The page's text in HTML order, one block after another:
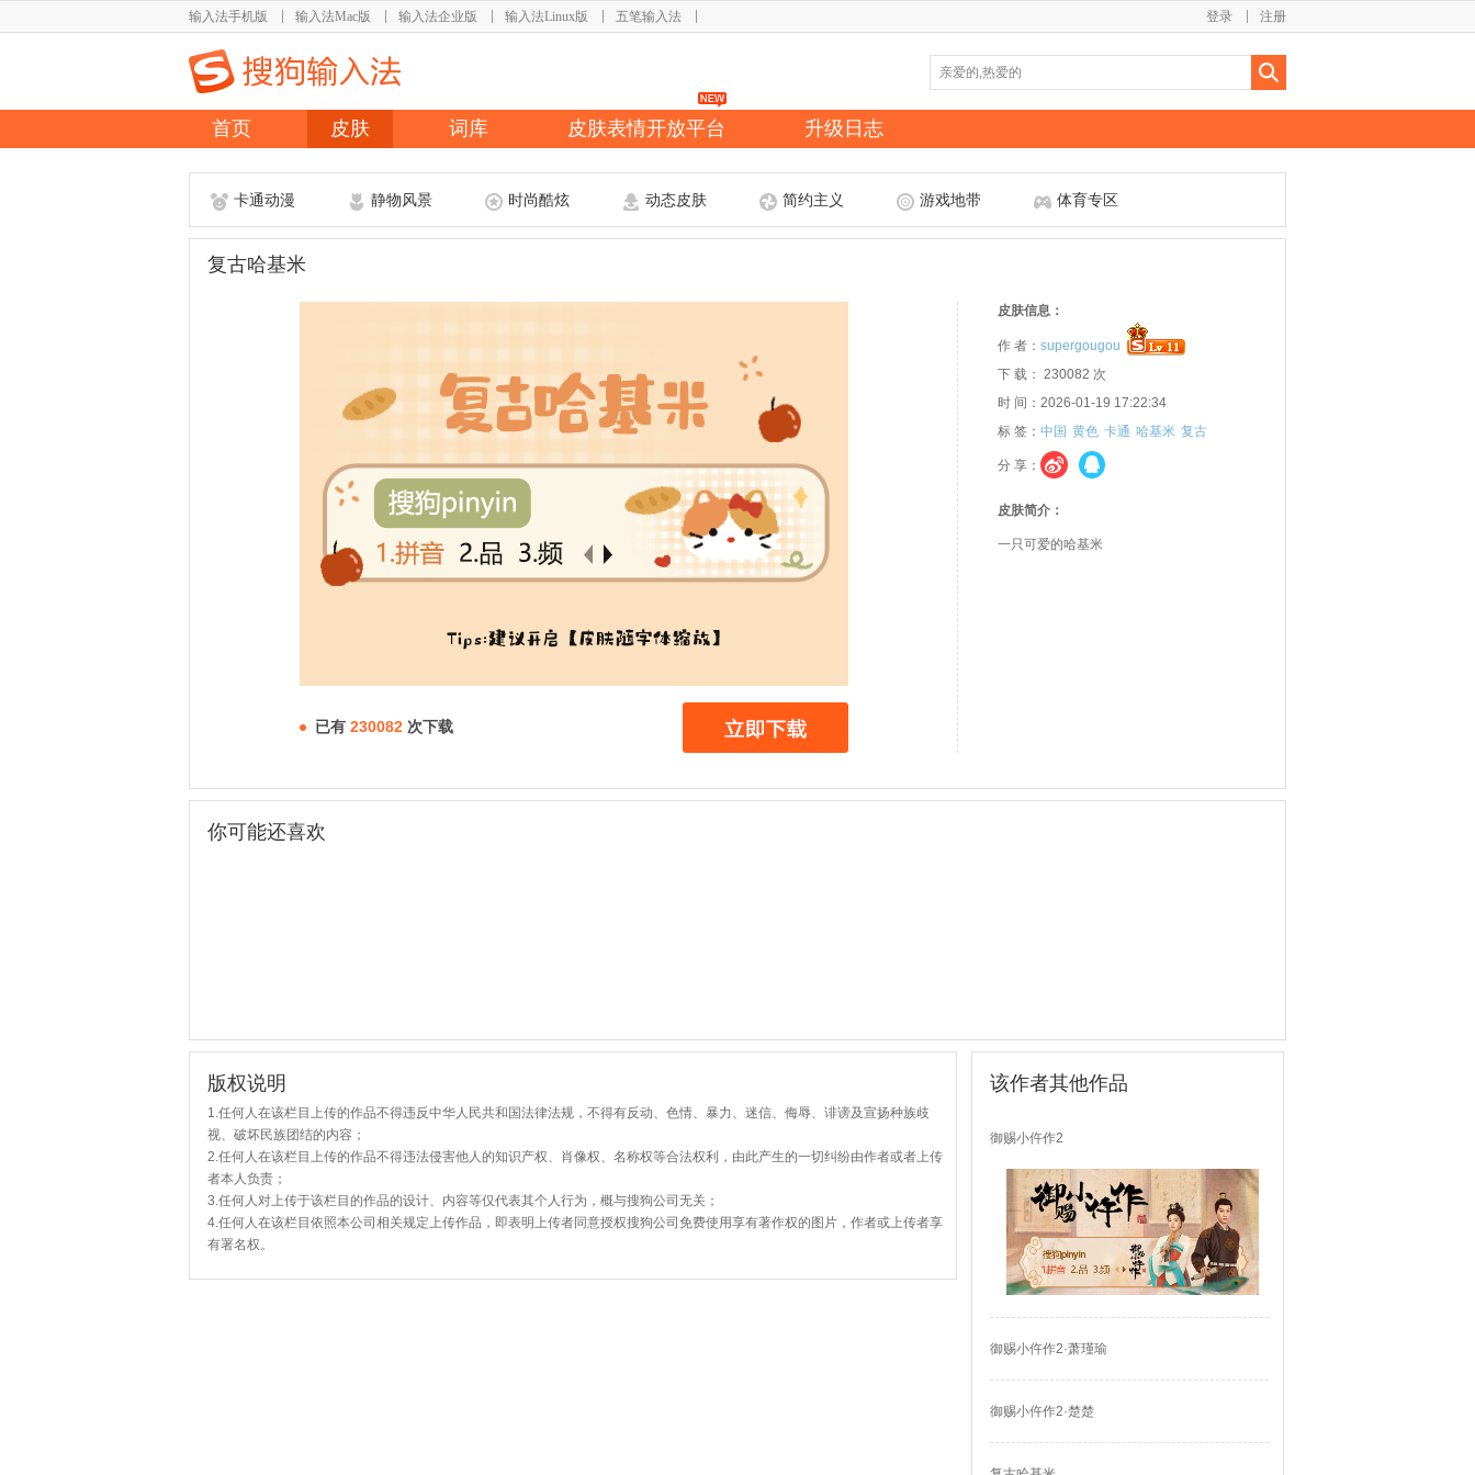
输入法手机版 输入法Mac版 输入法企业版 输入法Linux版 五笔输入法 注册
登录
首页 皮肤 词库 皮肤表情开放平台 升级日志
卡通动漫 静物风景 时尚酷炫 动态皮肤 简约主义 游戏地带 体育专区
复古哈基米
已有 230082 次下载
皮肤信息：
作 者： supergougou
下 载： 230082 次
时 间：2026-01-19 17:22:34
标 签： 中国 黄色 卡通 哈基米 复古
分 享：
皮肤简介：
一只可爱的哈基米
你可能还喜欢
版权说明
1.任何人在该栏目上传的作品不得违反中华人民共和国法律法规，不得有反动、色情、暴力、迷信、侮辱、诽谤及宣扬种族歧
视、破坏民族团结的内容；
2.任何人在该栏目上传的作品不得违法侵害他人的知识产权、肖像权、名称权等合法权利，由此产生的一切纠纷由作者或者上传
者本人负责；
3.任何人对上传于该栏目的作品的设计、内容等仅代表其个人行为，概与搜狗公司无关；
4.任何人在该栏目依照本公司相关规定上传作品，即表明上传者同意授权搜狗公司免费使用享有著作权的图片，作者或上传者享
有署名权。
该作者其他作品
御赐小仵作2
御赐小仵作2·萧瑾瑜
御赐小仵作2·楚楚